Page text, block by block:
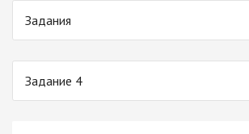
Задания
Задание 4